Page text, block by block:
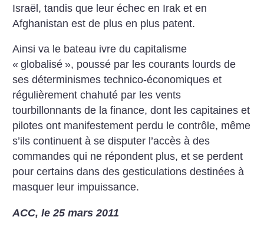
Israël, tandis que leur échec en Irak et en
Afghanistan est de plus en plus patent.
Ainsi va le bateau ivre du capitalisme
« globalisé », poussé par les courants lourds de
ses déterminismes technico-économiques et
régulièrement chahuté par les vents
tourbillonnants de la finance, dont les capitaines et
pilotes ont manifestement perdu le contrôle, même
s’ils continuent à se disputer l’accès à des
commandes qui ne répondent plus, et se perdent
pour certains dans des gesticulations destinées à
masquer leur impuissance.
ACC, le 25 mars 2011